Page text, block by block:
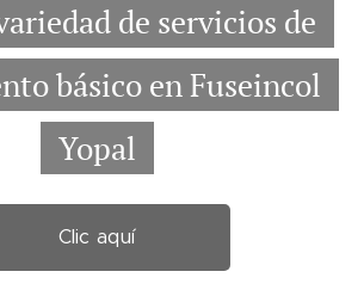
de servicios de
básico en Fuseincol
Yopal
Clic aquí